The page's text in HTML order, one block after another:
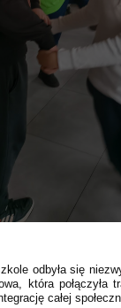
odbyła się
która połączyła
całej